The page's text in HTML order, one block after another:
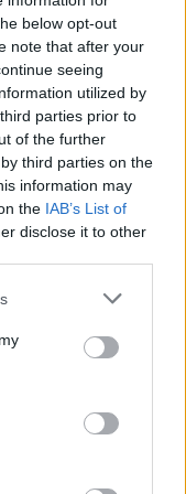
below opt-out
note that after your
seeing
utilized by
parties prior to
of the further
third parties on the
information may
the IAB’s List of
disclose it to other
or more Google
You may click to
party tags to
in below Google
zwei in
Im
und
die
sondern
dem Fahrrad
Option zu
auf, sich für
werden dann
erhöhte